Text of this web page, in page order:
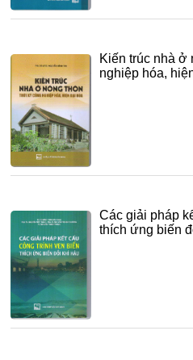
Kiến trúc nhà ở
nghiệp hóa,
Các giải pháp
thích ứng biến